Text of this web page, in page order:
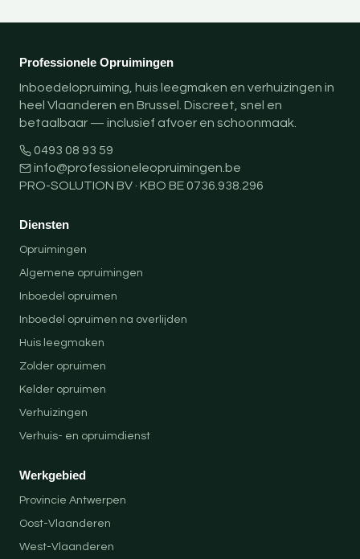
Professionele Opruimingen
Inboedelopruiming, huis leegmaken en verhuizingen in
heel Vlaanderen en Brussel. Discreet, snel en
betaalbaar — inclusief afvoer en schoonmaak.
0493 08 93 59
info@professioneleopruimingen.be
PRO-SOLUTION BV · KBO BE 0736.938.296
Diensten
Opruimingen
Algemene opruimingen
Inboedel opruimen
Inboedel opruimen na overlijden
Huis leegmaken
Zolder opruimen
Kelder opruimen
Verhuizingen
Verhuis- en opruimdienst
Werkgebied
Provincie Antwerpen
Oost-Vlaanderen
West-Vlaanderen